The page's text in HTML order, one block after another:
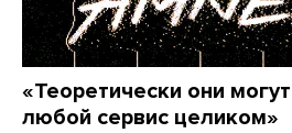
«Теоретически они
любой сервис целиком»